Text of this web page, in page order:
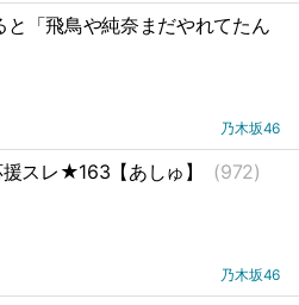
「飛鳥や純奈まだやれてたん
乃木坂46
援スレ★163【あしゅ】 (972)
乃木坂46